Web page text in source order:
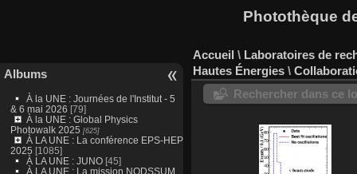
Photothèque
Albums
À la UNE : Journées de l'Institut - 5
& 6 mai 2026 [79]
À la UNE : Global Physics
Photowalk 2025 [625]
À LA UNE : La conférence EPS-HEP
2025 [1085]
À LA UNE : JUNO [45]
À LA UNE : La mission NODSSUM
Accueil \ Laboratoires de
Hautes Énergies \
Rechercher dans ce